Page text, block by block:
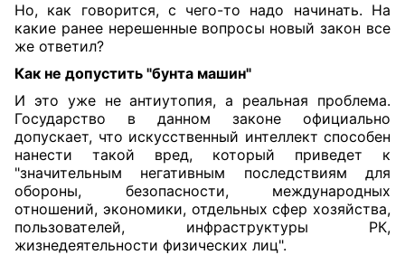
Но, как говорится, с чего-то надо начинать. На
какие ранее нерешенные вопросы новый закон все
же ответил?
Как не допустить "бунта машин"
И это уже не антиутопия, а реальная проблема.
Государство в данном законе официально
допускает, что искусственный интеллект способен
нанести такой вред, который приведет к
"значительным негативным последствиям для
обороны, безопасности, международных
отношений, экономики, отдельных сфер хозяйства,
пользователей, инфраструктуры РК,
жизнедеятельности физических лиц".